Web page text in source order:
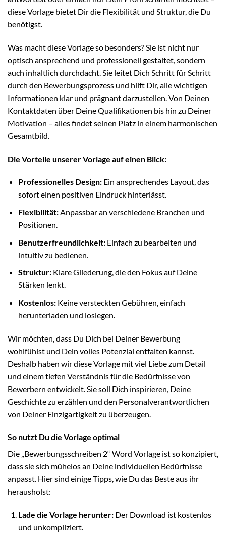
diese Vorlage bietet Dir die Flexibilität und Struktur, die Du
benötigst.
Was macht diese Vorlage so besonders? Sie ist nicht nur
optisch ansprechend und professionell gestaltet, sondern
auch inhaltlich durchdacht. Sie leitet Dich Schritt für Schritt
durch den Bewerbungsprozess und hilft Dir, alle wichtigen
Informationen klar und prägnant darzustellen. Von Deinen
Kontaktdaten über Deine Qualifikationen bis hin zu Deiner
Motivation – alles findet seinen Platz in einem harmonischen
Gesamtbild.
Die Vorteile unserer Vorlage auf einen Blick:
Professionelles Design:Ein ansprechendes Layout, das
sofort einen positiven Eindruck hinterlässt.
Flexibilität:Anpassbar an verschiedene Branchen und
Positionen.
Benutzerfreundlichkeit:Einfach zu bearbeiten und
intuitiv zu bedienen.
Struktur:Klare Gliederung, die den Fokus auf Deine
Stärken lenkt.
Kostenlos:Keine versteckten Gebühren, einfach
herunterladen und loslegen.
Wir möchten, dass Du Dich bei Deiner Bewerbung
wohlfühlst und Dein volles Potenzial entfalten kannst.
Deshalb haben wir diese Vorlage mit viel Liebe zum Detail
und einem tiefen Verständnis für die Bedürfnisse von
Bewerbern entwickelt. Sie soll Dich inspirieren, Deine
Geschichte zu erzählen und den Personalverantwortlichen
von Deiner Einzigartigkeit zu überzeugen.
So nutzt Du die Vorlage optimal
Die „Bewerbungsschreiben 2“ Word Vorlage ist so konzipiert,
dass sie sich mühelos an Deine individuellen Bedürfnisse
anpasst. Hier sind einige Tipps, wie Du das Beste aus ihr
herausholst:
Lade die Vorlage herunter:Der Download ist kostenlos
und unkompliziert.